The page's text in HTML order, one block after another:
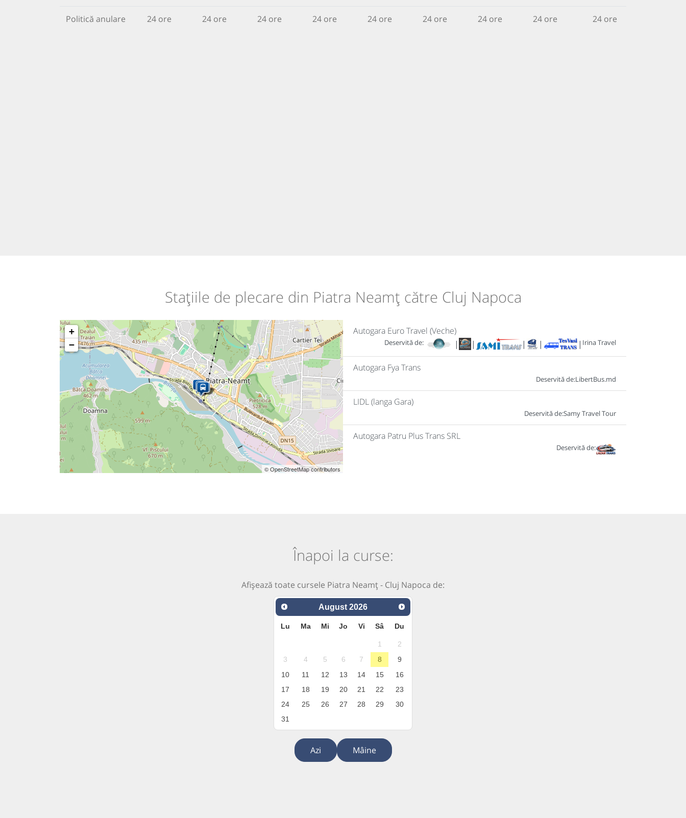
Politică anulare 24 ore 24 ore 24 ore 24 ore 24 ore 24 ore 24 ore 24 ore 24 ore
Stațiile de plecare din Piatra Neamț către Cluj Napoca
+
−
© OpenStreetMap contributors
Autogara Euro Travel (Veche)
Deservită de: | | | | | Irina Travel
Autogara Fya Trans
Deservită de:LibertBus.md
LIDL (langa Gara)
Deservită de:Samy Travel Tour
Autogara Patru Plus Trans SRL
Deservită de:
Înapoi la curse:
Afișează toate cursele Piatra Neamț - Cluj Napoca de:
August 2026
Lu Ma Mi Jo Vi Sâ Du
1
2
3
4 5 6 7 8
9
10
11 12 13 14 15
16
17
18 19 20 21 22
23
24
25 26 27 28 29
30
31
Azi Mâine